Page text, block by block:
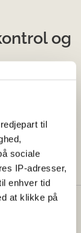
til
sociale
IP-adresser,
enhver tid
at klikke på
og
app på
2023